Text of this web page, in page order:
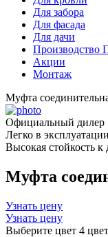
Для забора
Для фасада
Для дачи
Производство
Акции
Монтаж
Муфта
Официальный дилер
Легко в эксплуатации
Высокая стойкость
Муфта
Узнать цену
Узнать цену
Выберите цвет 4